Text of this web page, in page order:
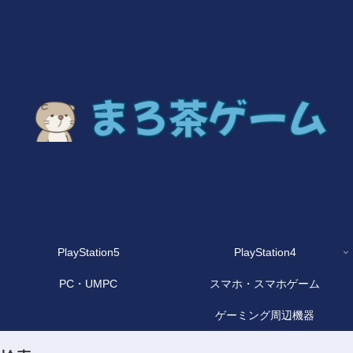
PlayStation5 PlayStation4
PC・UMPC スマホ・スマホゲーム
ゲーミング周辺機器